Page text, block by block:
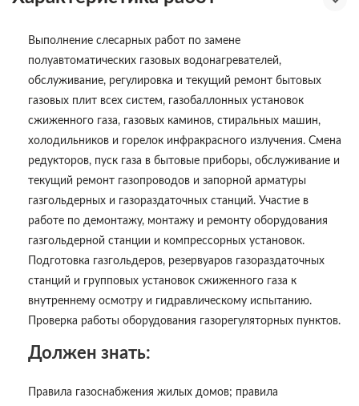
Выполнение слесарных работ по замене
полуавтоматических газовых водонагревателей,
обслуживание, регулировка и текущий ремонт бытовых
газовых плит всех систем, газобаллонных установок
сжиженного газа, газовых каминов, стиральных машин,
холодильников и горелок инфракрасного излучения. Смена
редукторов, пуск газа в бытовые приборы, обслуживание и
текущий ремонт газопроводов и запорной арматуры
газгольдерных и газораздаточных станций. Участие в
работе по демонтажу, монтажу и ремонту оборудования
газгольдерной станции и компрессорных установок.
Подготовка газгольдеров, резервуаров газораздаточных
станций и групповых установок сжиженного газа к
внутреннему осмотру и гидравлическому испытанию.
Проверка работы оборудования газорегуляторных пунктов.
Должен знать:
Правила газоснабжения жилых домов; правила